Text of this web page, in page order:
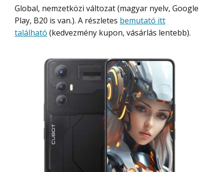
Global, nemzetközi változat (magyar nyelv, Google
Play, B20 is van.). A részletes bemutató itt
található (kedvezmény kupon, vásárlás lentebb).